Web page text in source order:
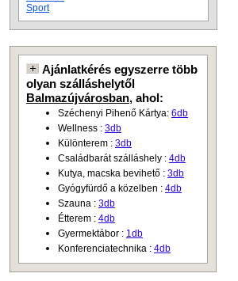
Sport
Ajánlatkérés egyszerre több
olyan szálláshelytől
Balmazújvárosban, ahol:
Széchenyi Pihenő Kártya: 6db
Wellness : 3db
Különterem : 3db
Családbarát szálláshely : 4db
Kutya, macska bevihető : 3db
Gyógyfürdő a közelben : 4db
Szauna : 3db
Étterem : 4db
Gyermektábor : 1db
Konferenciatechnika : 4db